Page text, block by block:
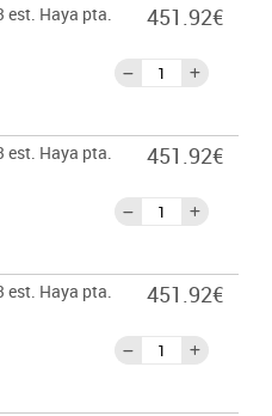
Haya pta.
451.92€
Haya pta.
451.92€
Haya pta.
451.92€